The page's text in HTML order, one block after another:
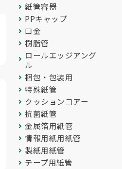
紙管容器
PPキャップ
口金
樹脂管
ロールエッジアング
ル
梱包・包装用
特殊紙管
クッションコアー
抗菌紙管
金属箔用紙管
情報用紙用紙管
製紙用紙管
テープ用紙管